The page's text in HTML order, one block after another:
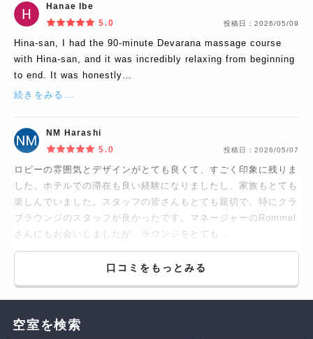
Hanae Ibe
5.0
投稿日： 2026/05/09
Hina-san, I had the 90-minute Devarana massage course
with Hina-san, and it was incredibly relaxing from beginning
to end. It was honestly…
続きをみる...
NM Harashi
5.0
投稿日： 2026/05/07
ロビーの雰囲気とデザインがとても良くて、すごく印象に残りま
した。ホテルでの滞在も良い経験になりましたし、家族もとても
楽しんでいました。スタッフの皆さんもとても親切で、特にクラ
ブラウンジのスタッフが良かったです。マネージャーのRommel
さんにもお会いしましたが、ラウンジをとても…
続きをみる...
口コミをもっとみる
空室を検索